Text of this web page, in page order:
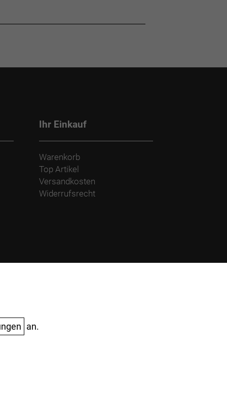
Ihr Einkauf
Warenkorb
Top Artikel
Versandkosten
Widerrufsrecht
an.